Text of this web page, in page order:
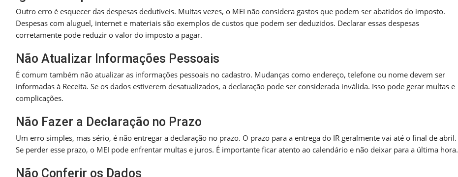
Outro erro é esquecer das despesas dedutíveis. Muitas vezes, o MEI não considera gastos que podem ser abatidos do imposto.
Despesas com aluguel, internet e materiais são exemplos de custos que podem ser deduzidos. Declarar essas despesas
corretamente pode reduzir o valor do imposto a pagar.
Não Atualizar Informações Pessoais
É comum também não atualizar as informações pessoais no cadastro. Mudanças como endereço, telefone ou nome devem ser
informadas à Receita. Se os dados estiverem desatualizados, a declaração pode ser considerada inválida. Isso pode gerar multas e
complicações.
Não Fazer a Declaração no Prazo
Um erro simples, mas sério, é não entregar a declaração no prazo. O prazo para a entrega do IR geralmente vai até o final de abril.
Se perder esse prazo, o MEI pode enfrentar multas e juros. É importante ficar atento ao calendário e não deixar para a última hora.
Não Conferir os Dados